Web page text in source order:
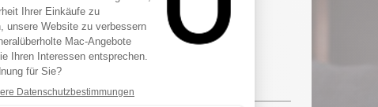
Related Products
Sign up to receive your discount.